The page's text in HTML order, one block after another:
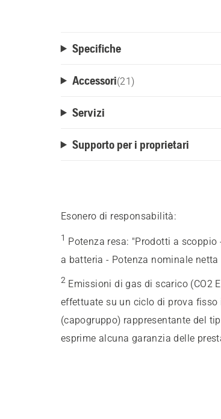
Specifiche
Accessori(21 )
Servizi
Supporto per i proprietari
Esonero di responsabilità:
1 Potenza resa: "Prodotti a scoppio
a batteria - Potenza nominale
2 Emissioni di gas di scarico (CO2
effettuate su un ciclo di prova
(capogruppo) rappresentante del
esprime alcuna garanzia delle